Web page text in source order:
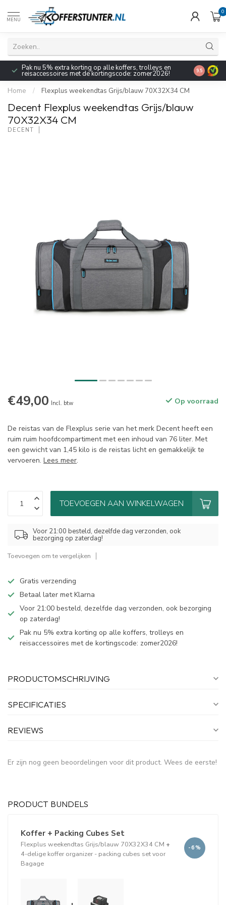
MENU
0
Pak nu 5% extra korting op alle koffers, trolleys en
reisaccessoires met de kortingscode: zomer2026! 9.5
Home / Flexplus weekendtas Grijs/blauw 70X32X34 CM
Decent Flexplus weekendtas Grijs/blauw
70X32X34 CM
DECENT
€49,00 Incl. btw Op voorraad
De reistas van de Flexplus serie van het merk Decent heeft een
ruim ruim hoofdcompartiment met een inhoud van 76 liter. Met
een gewicht van 1,45 kilo is de reistas licht en gemakkelijk te
vervoeren. Lees meer.
TOEVOEGEN AAN WINKELWAGEN
Voor 21:00 besteld, dezelfde dag verzonden, ook
bezorging op zaterdag!
Toevoegen om te vergelijken
Gratis verzending
Betaal later met Klarna
Voor 21:00 besteld, dezelfde dag verzonden, ook bezorging
op zaterdag!
Pak nu 5% extra korting op alle koffers, trolleys en
reisaccessoires met de kortingscode: zomer2026!
PRODUCTOMSCHRIJVING
SPECIFICATIES
REVIEWS
Er zijn nog geen beoordelingen voor dit product. Wees de eerste!
PRODUCT BUNDELS
Koffer + Packing Cubes Set
Flexplus weekendtas Grijs/blauw 70X32X34 CM +
4-delige koffer organizer - packing cubes set voor
Bagage
-6%